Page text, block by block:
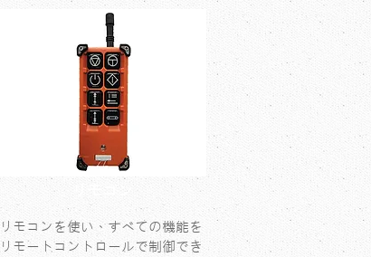
リモコンを使い、すべての機能を
リモートコントロールで制御でき